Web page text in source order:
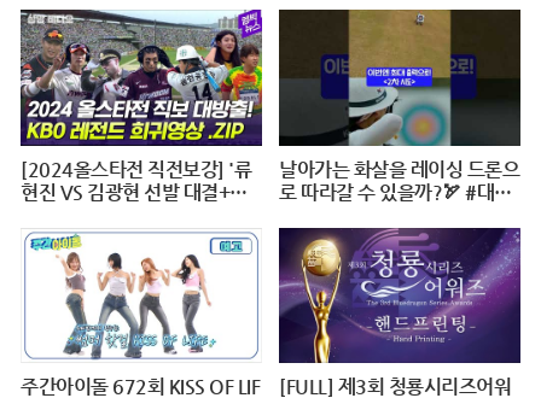
[2024올스타전 직전보강] '류
현진 VS 김광현 선발 대결+이
날아가는 화살을 레이싱 드론으
로 따라갈 수 있을까?🏹 #대작
궁 #다큐 #shorts #240724저
녁7시40분 #KBS1TV
주간아이돌 672회 KISS OF LIF
[FULL] 제3회 청룡시리즈어워